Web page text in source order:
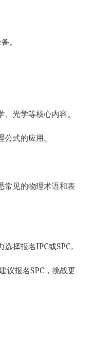
。
光学等核心内容。
式的应用。
常见的物理术语和表
择报名IPC或SPC。
议报名SPC，挑战更